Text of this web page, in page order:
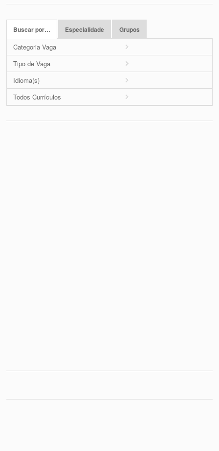
Buscar por… Especialidade Grupos
Categoria Vaga
Tipo de Vaga
Idioma(s)
Todos Currículos